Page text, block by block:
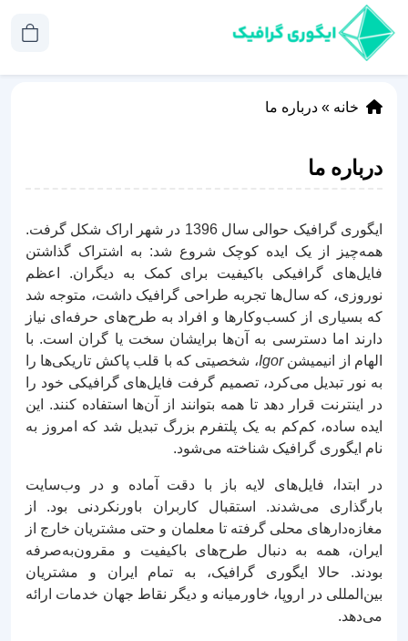
خانه » درباره ما
درباره ما
ایگوری گرافیک حوالی سال 1396 در شهر اراک شکل گرفت.
همه‌چیز از یک ایده کوچک شروع شد: به اشتراک گذاشتن
فایل‌های گرافیکی باکیفیت برای کمک به دیگران. اعظم
نوروزی، که سال‌ها تجربه طراحی گرافیک داشت، متوجه شد
که بسیاری از کسب‌وکارها و افراد به طرح‌های حرفه‌ای نیاز
دارند اما دسترسی به آن‌ها برایشان سخت یا گران است. با
الهام از انیمیشنIgor، شخصیتی که با قلب پاکش تاریکی‌ها را
به نور تبدیل می‌کرد، تصمیم گرفت فایل‌های گرافیکی خود را
در اینترنت قرار دهد تا همه بتوانند از آن‌ها استفاده کنند. این
ایده ساده، کم‌کم به یک پلتفرم بزرگ تبدیل شد که امروز به
نام ایگوری گرافیک شناخته می‌شود.
در ابتدا، فایل‌های لایه باز با دقت آماده و در وب‌سایت
بارگذاری می‌شدند. استقبال کاربران باورنکردنی بود. از
مغازه‌دارهای محلی گرفته تا معلمان و حتی مشتریان خارج از
ایران، همه به دنبال طرح‌های باکیفیت و مقرون‌به‌صرفه
بودند. حالا ایگوری گرافیک، به تمام ایران و مشتریان
بین‌المللی در اروپا، خاورمیانه و دیگر نقاط جهان خدمات ارائه
می‌دهد.